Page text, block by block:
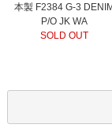
本製 F2384 G-3 DENIM
P/O JK WA
SOLD OUT